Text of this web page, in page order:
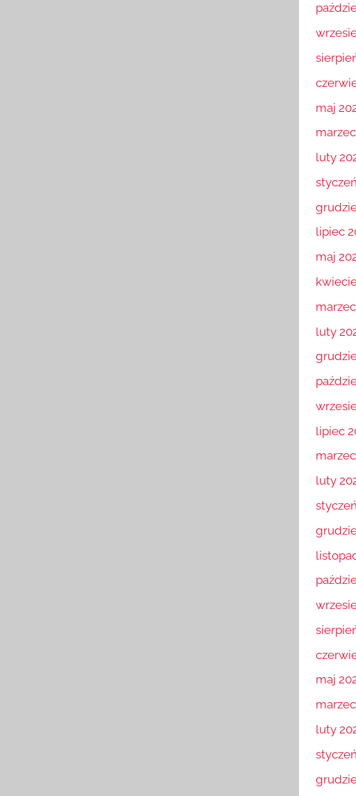
maj
luty
lipiec
maj
luty
lipiec
luty
maj
luty